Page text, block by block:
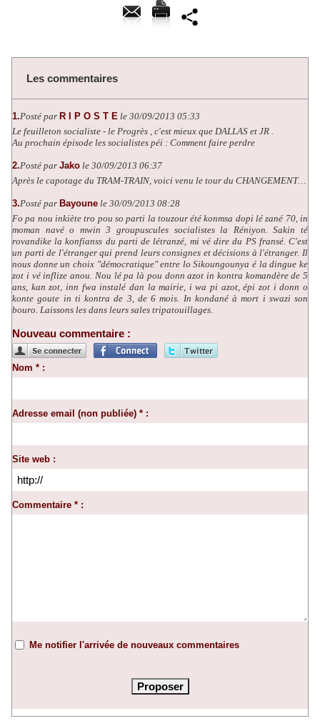
Les commentaires
1.Posté par R I P O S T E le 30/09/2013 05:33
Le feuilleton socialiste - le Progrès , c'est mieux que DALLAS et JR .
Au prochain épisode les socialistes péi : Comment faire perdre
2.Posté par Jako le 30/09/2013 06:37
Après le capotage du TRAM-TRAIN, voici venu le tour du CHANGEMENT…
3.Posté par Bayoune le 30/09/2013 08:28
Fo pa nou inkiète tro pou so parti la touzour été konmsa dopi lé zané 70, in
moman navé o mwin 3 groupuscules socialistes la Réniyon. Sakin té
rovandike la konfianss du parti de létranzé, mi vé dire du PS fransé. C'est
un parti de l'étranger qui prend leurs consignes et décisions à l'étranger. Il
nous donne un choix "démocratique" entre lo Sikoungounya é la dingue ke
zot i vé inflize anou. Nou lé pa là pou donn azot in kontra komandère de 5
ans, kan zot, inn fwa instalé dan la mairie, i wa pi azot, épi zot i donn o
konte goute in ti kontra de 3, de 6 mois. In kondané à mort i swazi son
bouro. Laissons les dans leurs sales tripatouillages.
Nouveau commentaire :
Nom * :
Adresse email (non publiée) * :
Site web :
Commentaire * :
Me notifier l'arrivée de nouveaux commentaires